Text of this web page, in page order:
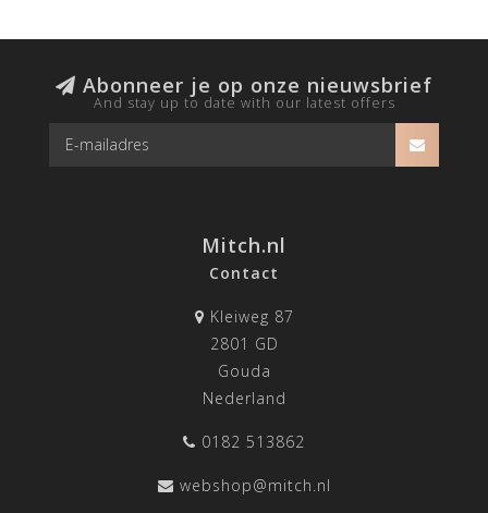
Abonneer je op onze nieuwsbrief
And stay up to date with our latest offers
Mitch.nl
Contact
Kleiweg 87
2801 GD
Gouda
Nederland
0182 513862
webshop@mitch.nl